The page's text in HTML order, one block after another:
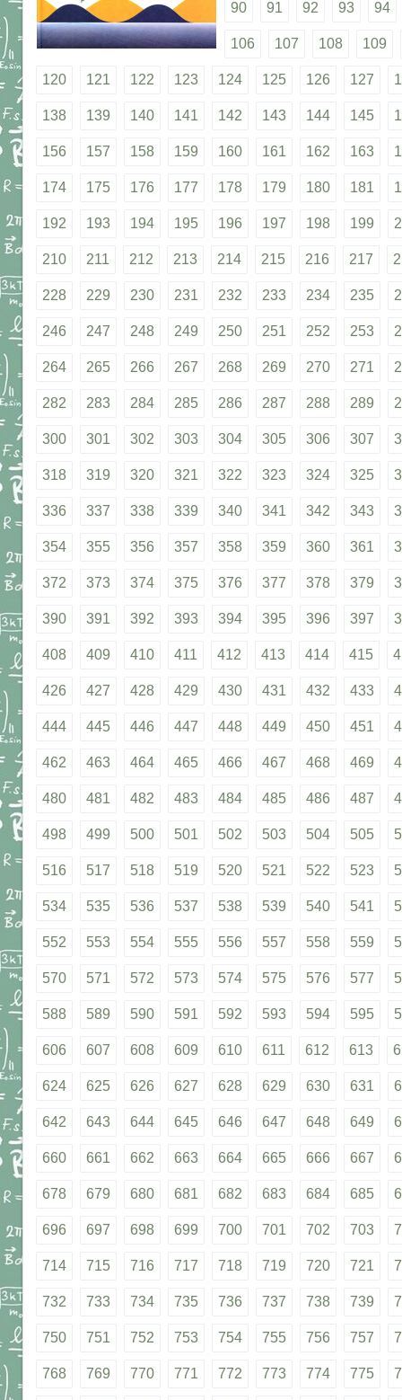
90 91 92 93 94
106 107 108 109
120 121 122 123 124 125 126 127
138 139 140 141 142 143 144 145
156 157 158 159 160 161 162 163
174 175 176 177 178 179 180 181
192 193 194 195 196 197 198 199
210 211 212 213 214 215 216 217
228 229 230 231 232 233 234 235
246 247 248 249 250 251 252 253
264 265 266 267 268 269 270 271
282 283 284 285 286 287 288 289
300 301 302 303 304 305 306 307
318 319 320 321 322 323 324 325
336 337 338 339 340 341 342 343
354 355 356 357 358 359 360 361
372 373 374 375 376 377 378 379
390 391 392 393 394 395 396 397
408 409 410 411 412 413 414 415
426 427 428 429 430 431 432 433
444 445 446 447 448 449 450 451
462 463 464 465 466 467 468 469
480 481 482 483 484 485 486 487
498 499 500 501 502 503 504 505
516 517 518 519 520 521 522 523
534 535 536 537 538 539 540 541
552 553 554 555 556 557 558 559
570 571 572 573 574 575 576 577
588 589 590 591 592 593 594 595
606 607 608 609 610 611 612 613
624 625 626 627 628 629 630 631
642 643 644 645 646 647 648 649
660 661 662 663 664 665 666 667
678 679 680 681 682 683 684 685
696 697 698 699 700 701 702 703
714 715 716 717 718 719 720 721
732 733 734 735 736 737 738 739
750 751 752 753 754 755 756 757
768 769 770 771 772 773 774 775